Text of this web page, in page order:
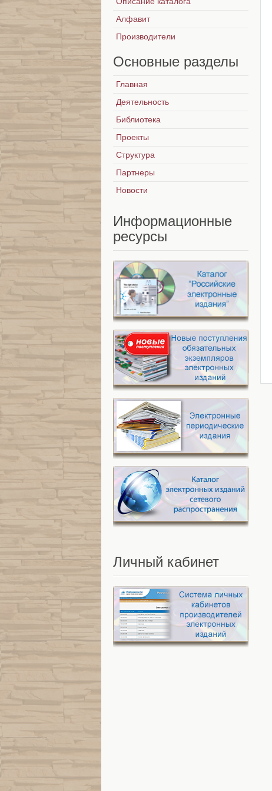
Алфавит
Производители
Основные разделы
Главная
Деятельность
Библиотека
Проекты
Структура
Партнеры
Новости
Информационные
ресурсы
Личный кабинет